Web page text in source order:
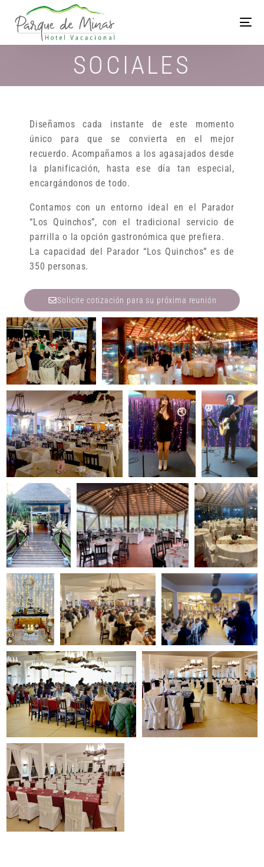
SOCIALES
Diseñamos cada instante de este momento
único para que se convierta en el mejor
recuerdo. Acompañamos a los agasajados desde
la planificación, hasta ese día tan especial,
encargándonos de todo.
Contamos con un entorno ideal en el Parador
“Los Quinchos”, con el tradicional servicio de
parrilla o la opción gastronómica que prefiera.
La capacidad del Parador “Los Quinchos” es de
350 personas.
Solicite cotización para su próxima reunión